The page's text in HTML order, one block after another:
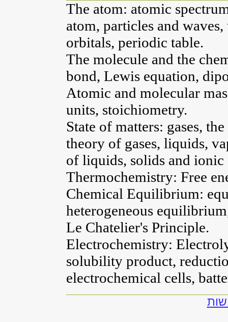
The atom: atomic
atom, particles and
orbitals, periodic table.
The molecule and the
bond, Lewis equation,
Atomic and molecular
units, stoichiometry.
State of matters: gases,
theory of gases, liquids,
of liquids, solids and
Thermochemistry: Free
Chemical Equilibrium:
heterogeneous
Le Chatelier's Principle.
Electrochemistry:
solubility product,
electrochemical cells,